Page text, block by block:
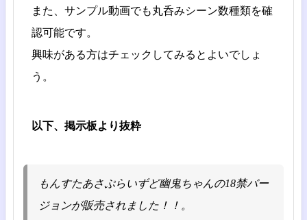
また、サンプル動画でも丸呑みシーン数種類を確
認可能です。
興味がある方はチェックしてみるとよいでしょ
う。
以下、掲示板より抜粋
もんすたあさぷらいずど幽鬼ちゃんの18禁バー
ジョンが販売されました！！。